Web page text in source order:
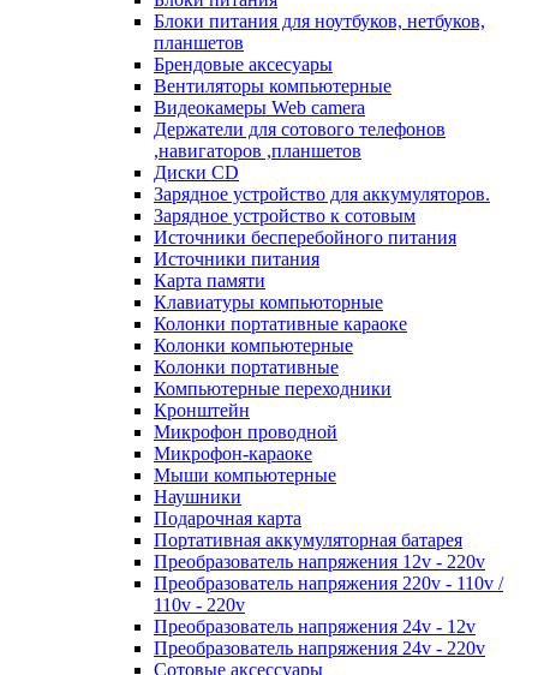
Блоки питания для ноутбуков, нетбуков,
планшетов
Брендовые аксесуары
Вентиляторы компьютерные
Видеокамеры Web camera
Держатели для сотового телефонов
,навигаторов ,планшетов
Диски CD
Зарядное устройство для аккумуляторов.
Зарядное устройство к сотовым
Источники бесперебойного питания
Источники питания
Карта памяти
Клавиатуры компьюторные
Колонки портативные караоке
Колонки компьютерные
Колонки портативные
Компьютерные переходники
Кронштейн
Микрофон проводной
Микрофон-караоке
Мыши компьютерные
Наушники
Подарочная карта
Портативная аккумуляторная батарея
Преобразователь напряжения 12v - 220v
Преобразователь напряжения 220v - 110v /
110v - 220v
Преобразователь напряжения 24v - 12v
Преобразователь напряжения 24v - 220v
Сотовые аксессуары